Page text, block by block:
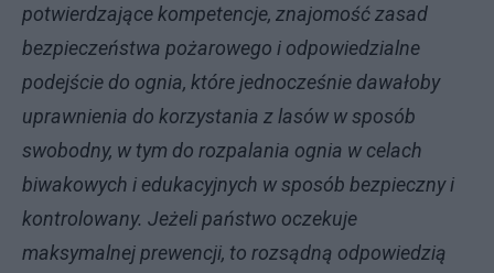
potwierdzające kompetencje, znajomość zasad
bezpieczeństwa pożarowego i odpowiedzialne
podejście do ognia, które jednocześnie dawałoby
uprawnienia do korzystania z lasów w sposób
swobodny, w tym do rozpalania ognia w celach
biwakowych i edukacyjnych w sposób bezpieczny i
kontrolowany. Jeżeli państwo oczekuje
maksymalnej prewencji, to rozsądną odpowiedzią